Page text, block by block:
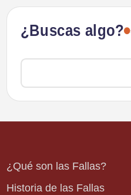
¿Buscas algo?
¿Qué son las Fallas?
Historia de las Fallas